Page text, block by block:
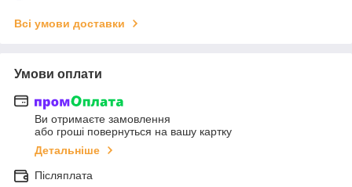
Всі умови доставки
Умови оплати
Ви отримаєте замовлення
або гроші повернуться на вашу картку
Детальніше
Післяплата